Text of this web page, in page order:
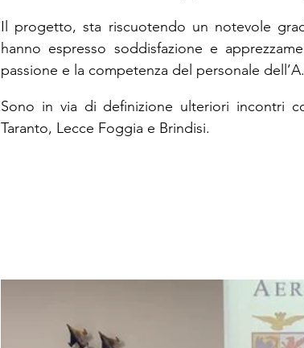
Il progetto, sta riscuotendo un notevole
hanno espresso soddisfazione e
passione e la competenza del personale
Sono in via di definizione ulteriori incontri
Taranto, Lecce Foggia e Brindisi.